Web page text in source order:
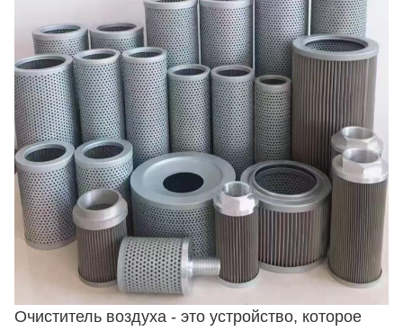
Очиститель воздуха - это устройство, которое